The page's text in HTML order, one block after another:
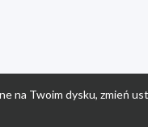
na Twoim dysku, zmień